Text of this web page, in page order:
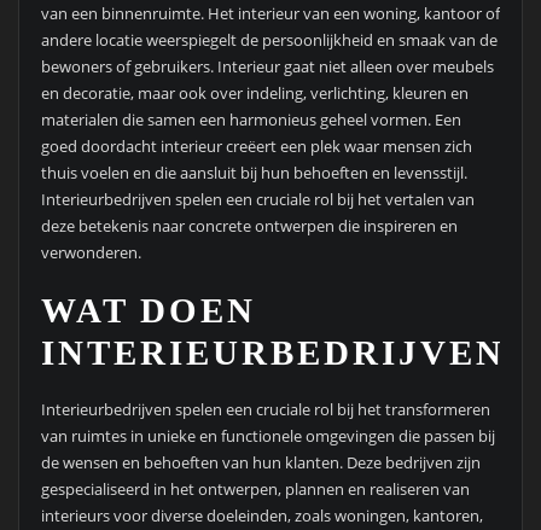
van een binnenruimte. Het interieur van een woning, kantoor of
andere locatie weerspiegelt de persoonlijkheid en smaak van de
bewoners of gebruikers. Interieur gaat niet alleen over meubels
en decoratie, maar ook over indeling, verlichting, kleuren en
materialen die samen een harmonieus geheel vormen. Een
goed doordacht interieur creëert een plek waar mensen zich
thuis voelen en die aansluit bij hun behoeften en levensstijl.
Interieurbedrijven spelen een cruciale rol bij het vertalen van
deze betekenis naar concrete ontwerpen die inspireren en
verwonderen.
WAT DOEN
INTERIEURBEDRIJVEN?
Interieurbedrijven spelen een cruciale rol bij het transformeren
van ruimtes in unieke en functionele omgevingen die passen bij
de wensen en behoeften van hun klanten. Deze bedrijven zijn
gespecialiseerd in het ontwerpen, plannen en realiseren van
interieurs voor diverse doeleinden, zoals woningen, kantoren,